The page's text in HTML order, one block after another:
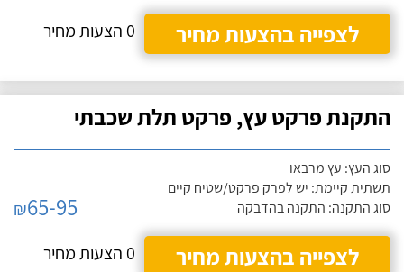
לצפייה בהצעות מחיר 0 הצעות מחיר
התקנת פרקט עץ, פרקט תלת שכבתי
סוג העץ: עץ מרבאו
תשתית קיימת: יש לפרק פרקט/שטיח קיים
סוג התקנה: התקנה בהדבקה
₪65-95
לצפייה בהצעות מחיר
0 הצעות מחיר